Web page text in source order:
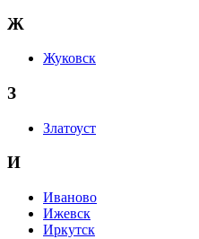
Ж
Жуковск
З
Златоуст
И
Иваново
Ижевск
Иркутск